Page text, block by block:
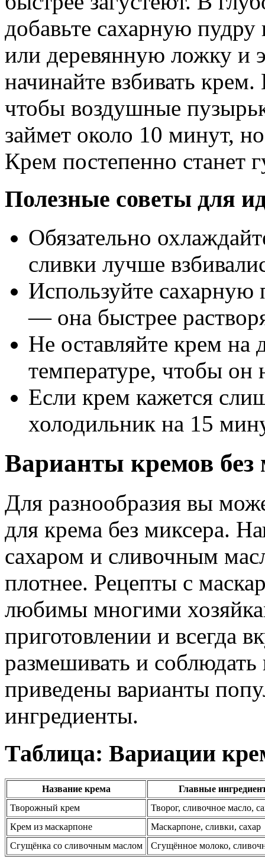
добавьте сахарную
или деревянную ложку и
начинайте взбивать
чтобы воздушные
займет около 10 минут,
Крем постепенно
Полезные советы для
Обязательно
сливки лучше
Используйте сахарную
— она быстрее
Не оставляйте крем на
температуре, чтобы он
Если крем кажется
холодильник на 15
Варианты кремов без
Для разнообразия вы
для крема без миксера.
сахаром и сливочным
плотнее. Рецепты с
любимы многими
приготовлении и всегда
размешивать и
приведены варианты
ингредиенты.
Таблица: Вариации
Название крема
Главные
Творожный крем
Творог, сливочное масло,
Крем из маскарпоне
Маскарпоне, сливки, сахар
Сгущёнка со сливочным маслом
Сгущённое молоко,